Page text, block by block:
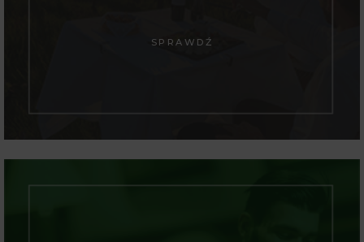
SPRAWDŹ